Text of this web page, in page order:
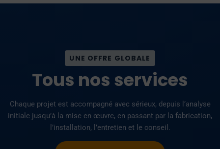
UNE OFFRE GLOBALE
Tous nos services
Chaque projet est accompagné avec sérieux, depuis l’analyse
initiale jusqu’à la mise en œuvre, en passant par la fabrication,
l’installation, l’entretien et le conseil.